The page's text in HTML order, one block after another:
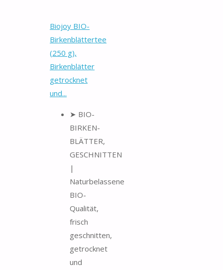
Biojoy BIO-
Birkenblättertee
(250 g),
Birkenblätter
getrocknet
und...
➤ BIO-
BIRKEN-
BLÄTTER,
GESCHNITTEN
|
Naturbelassene
BIO-
Qualität,
frisch
geschnitten,
getrocknet
und